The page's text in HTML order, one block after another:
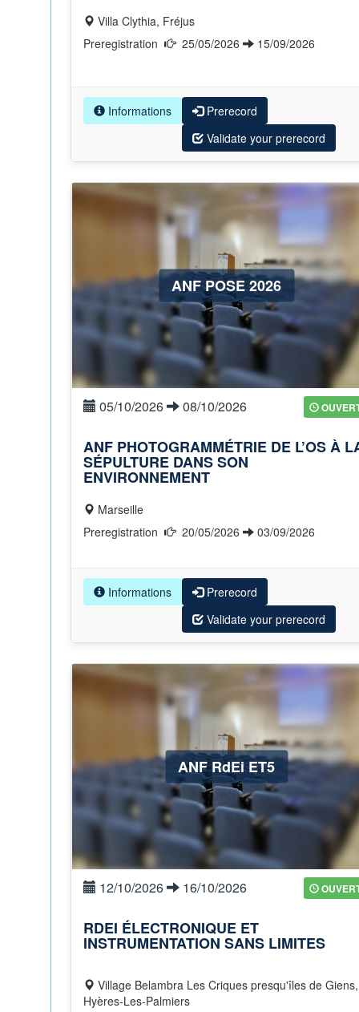
Villa Clythia, Fréjus
25/05/2026 15/09/2026
Informations
Prerecord
Validate your prerecord
ANF POSE 2026
05/10/2026 08/10/2026
ANF PHOTOGRAMMÉTRIE DE L’OS À
SÉPULTURE DANS SON
ENVIRONNEMENT
Marseille
20/05/2026 03/09/2026
Informations
Prerecord
Validate your prerecord
ANF RdEi ET5
12/10/2026 16/10/2026
RDEI ÉLECTRONIQUE ET
INSTRUMENTATION SANS LIMITES
Hyères-Les-Palmiers